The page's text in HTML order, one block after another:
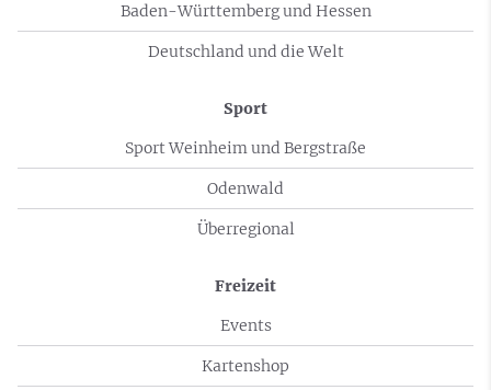
Baden-Württemberg und Hessen
Deutschland und die Welt
Sport
Sport Weinheim und Bergstraße
Odenwald
Überregional
Freizeit
Events
Kartenshop